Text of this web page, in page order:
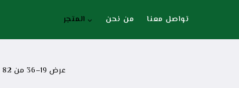
المتجر من نحن تواصل معنا
عرض 19– 36من 82